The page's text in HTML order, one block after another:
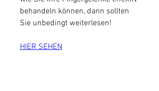
behandeln können, dann sollten
Sie unbedingt weiterlesen!
HIER SEHEN